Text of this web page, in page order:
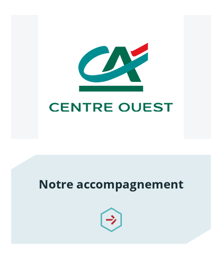
Notre accompagnement
/notre-accompagnement